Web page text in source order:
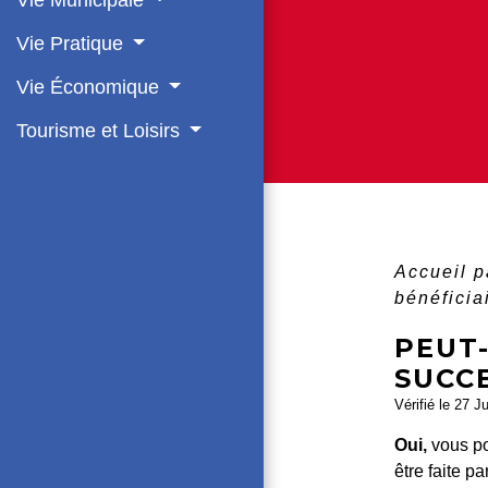
Vie Pratique
Vie Économique
Tourisme et Loisirs
Accueil
Vérifié le 27
Oui,vous
être faite